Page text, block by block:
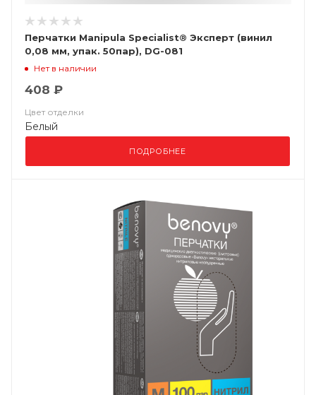
Перчатки Manipula Specialist® Эксперт (винил
0,08 мм, упак. 50пар), DG-081
Нет в наличии
408 ₽
Цвет отделки
Белый
ПОДРОБНЕЕ